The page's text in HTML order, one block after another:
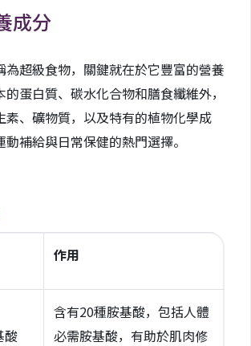
成分
為超級食物，關鍵就在於它豐富的營養
蛋白質、碳水化合物和膳食纖維外，
素、礦物質，以及特有的植物化學成
補給與日常保健的熱門選擇。
作用
酸
含有20種胺基酸，包括人體
必需胺基酸，有助於肌肉修